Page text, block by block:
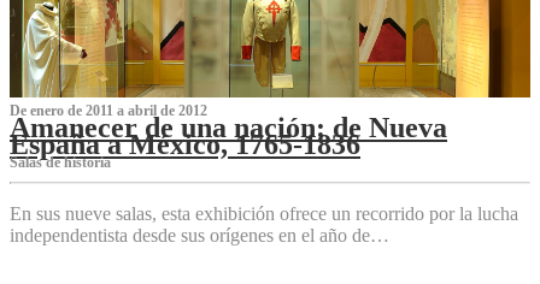
De enero de 2011 a abril de 2012
Amanecer de una nación: de Nueva
España a México, 1765-1836
Salas de historia
En sus nueve salas, esta exhibición ofrece un recorrido por la lucha
independentista desde sus orígenes en el año de…